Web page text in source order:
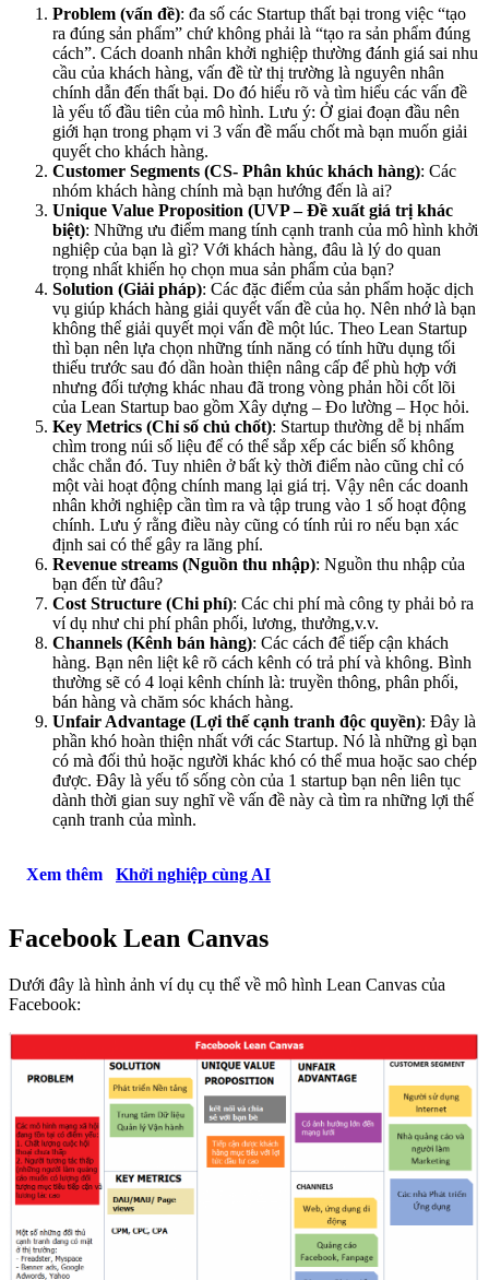
Problem (vấn đề): đa số các Startup thất bại trong việc “tạo
ra đúng sản phẩm” chứ không phải là “tạo ra sản phẩm đúng
cách”. Cách doanh nhân khởi nghiệp thường đánh giá sai nhu
cầu của khách hàng, vấn đề từ thị trường là nguyên nhân
chính dẫn đến thất bại. Do đó hiểu rõ và tìm hiểu các vấn đề
là yếu tố đầu tiên của mô hình. Lưu ý: Ở giai đoạn đầu nên
giới hạn trong phạm vi 3 vấn đề mấu chốt mà bạn muốn giải
quyết cho khách hàng.
Customer Segments (CS- Phân khúc khách hàng): Các
nhóm khách hàng chính mà bạn hướng đến là ai?
Unique Value Proposition (UVP – Đề xuất giá trị khác
biệt): Những ưu điểm mang tính cạnh tranh của mô hình khởi
nghiệp của bạn là gì? Với khách hàng, đâu là lý do quan
trọng nhất khiến họ chọn mua sản phẩm của bạn?
Solution (Giải pháp): Các đặc điểm của sản phẩm hoặc dịch
vụ giúp khách hàng giải quyết vấn đề của họ. Nên nhớ là bạn
không thể giải quyết mọi vấn đề một lúc. Theo Lean Startup
thì bạn nên lựa chọn những tính năng có tính hữu dụng tối
thiếu trước sau đó dần hoàn thiện nâng cấp để phù hợp với
nhưng đối tượng khác nhau đã trong vòng phản hồi cốt lõi
của Lean Startup bao gồm Xây dựng – Đo lường – Học hỏi.
Key Metrics (Chỉ số chủ chốt): Startup thường dễ bị nhấm
chìm trong núi số liệu để có thể sắp xếp các biến số không
chắc chắn đó. Tuy nhiên ở bất kỳ thời điểm nào cũng chỉ có
một vài hoạt động chính mang lại giá trị. Vậy nên các doanh
nhân khởi nghiệp cần tìm ra và tập trung vào 1 số hoạt động
chính. Lưu ý rằng điều này cũng có tính rủi ro nếu bạn xác
định sai có thể gây ra lãng phí.
Revenue streams (Nguồn thu nhập): Nguồn thu nhập của
bạn đến từ đâu?
Cost Structure (Chi phí): Các chi phí mà công ty phải bỏ ra
ví dụ như chi phí phân phối, lương, thưởng,v.v.
Channels (Kênh bán hàng): Các cách để tiếp cận khách
hàng. Bạn nên liệt kê rõ cách kênh có trả phí và không. Bình
thường sẽ có 4 loại kênh chính là: truyền thông, phân phối,
bán hàng và chăm sóc khách hàng.
Unfair Advantage (Lợi thế cạnh tranh độc quyền): Đây là
phần khó hoàn thiện nhất với các Startup. Nó là những gì bạn
có mà đối thủ hoặc người khác khó có thể mua hoặc sao chép
được. Đây là yếu tố sống còn của 1 startup bạn nên liên tục
dành thời gian suy nghĩ về vấn đề này cà tìm ra những lợi thế
cạnh tranh của mình.
Xem thêm Khởi nghiệp cùng AI
Facebook Lean Canvas
Dưới đây là hình ảnh ví dụ cụ thể về mô hình Lean Canvas của
Facebook: